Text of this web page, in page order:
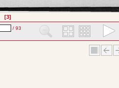
[3]
/ 93